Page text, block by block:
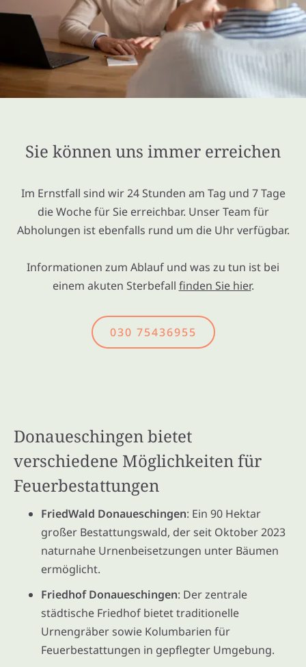
Sie können uns immer erreichen
Im Ernstfall sind wir 24 Stunden am Tag und 7 Tage
die Woche für Sie erreichbar. Unser Team für
Abholungen ist ebenfalls rund um die Uhr verfügbar.
Informationen zum Ablauf und was zu tun ist bei
einem akuten Sterbefall finden Sie hier.
030 75436955
Donaueschingen bietet
verschiedene Möglichkeiten für
Feuerbestattungen
FriedWald Donaueschingen: Ein 90 Hektar
großer Bestattungswald, der seit Oktober 2023
naturnahe Urnenbeisetzungen unter Bäumen
ermöglicht.
Friedhof Donaueschingen: Der zentrale
städtische Friedhof bietet traditionelle
Urnengräber sowie Kolumbarien für
Feuerbestattungen in gepflegter Umgebung.